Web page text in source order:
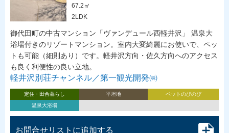
67.2㎡
2LDK
御代田町の中古マンション「ヴァンデュール西軽井沢」 温泉大
浴場付きのリゾートマンション。室内大変綺麗にお使いで、ペッ
トも可能（細則あり）です。軽井沢方向・佐久方向へのアクセス
も良く利便性の良い立地。
軽井沢別荘チャンネル／第一観光開発㈱
定住・田舎暮らし 平坦地
ペットのびのび
温泉大浴場
お問合せリストに追加する